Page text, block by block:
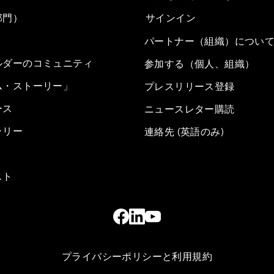
）
ーのコミュニティ
ストーリー」
リー
サインイン
パートナー（組織）につい
参加する（個人、組織）
プレスリリース登録
ニュースレター購読
連絡先 (英語のみ)
プライバシーポリシーと利用規約